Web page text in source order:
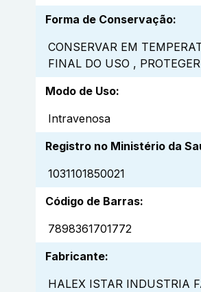
Forma de Conservação:
CONSERVAR EM
FINAL DO USO ,
Modo de Uso:
Intravenosa
Registro no Ministério da
1031101850021
Código de Barras:
7898361701772
Fabricante:
HALEX ISTAR INDUSTRIA